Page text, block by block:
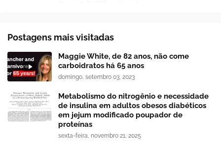
Postagens mais visitadas
Maggie White, de 82 anos, não come
carboidratos há 65 anos
domingo, setembro 03, 2023
Metabolismo do nitrogênio e necessidade
de insulina em adultos obesos diabéticos
em jejum modificado poupador de
proteínas
sexta-feira, novembro 21, 2025